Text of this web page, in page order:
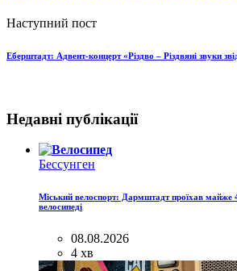
Наступний пост
Еберштадт: Адвент-концерт «Різдво – Різдвяні звуки
Недавні публікації
Бессунген
Міський велоспорт: Дармштадт проїхав майже
велосипеді
08.08.2026
4 хв